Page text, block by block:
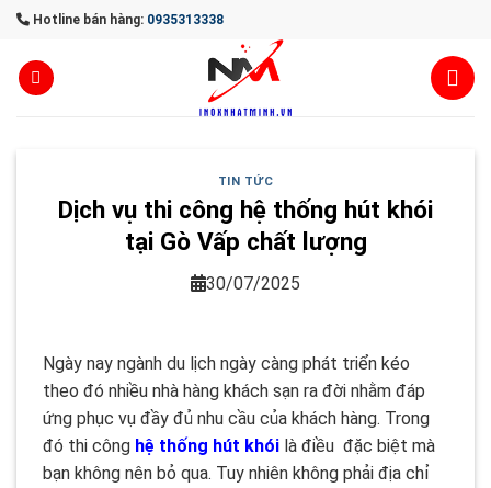
Skip
content
Hotline bán hàng: 0935313338
TIN TỨC
Dịch vụ thi công hệ thống hút khói
tại Gò Vấp chất lượng
30/07/2025
Ngày nay ngành du lịch ngày càng phát triển kéo
theo đó nhiều nhà hàng khách sạn ra đời nhằm đáp
ứng phục vụ đầy đủ nhu cầu của khách hàng. Trong
đó thi công hệ thống hút khói là điều đặc biệt mà
bạn không nên bỏ qua. Tuy nhiên không phải địa chỉ